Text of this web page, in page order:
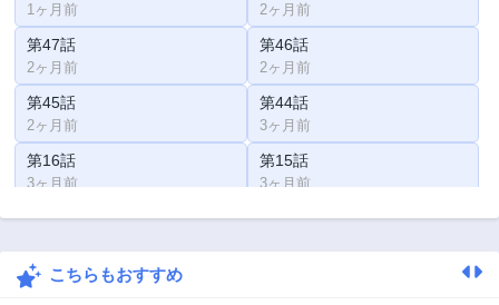
1ヶ月前 2ヶ月前
第47話
2ヶ月前
第46話
2ヶ月前
第45話
2ヶ月前
第44話
3ヶ月前
第16話
3ヶ月前
第15話
3ヶ月前
第43話 第42話
第41話こちらもおすすめ